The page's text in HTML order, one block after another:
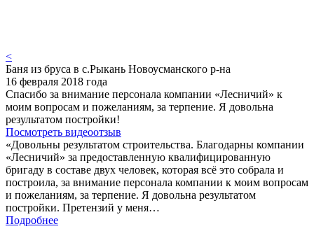
<
Баня из бруса в с.Рыкань Новоусманского р-на
16 февраля 2018 года
Спасибо за внимание персонала компании «Лесничий» к
моим вопросам и пожеланиям, за терпение. Я довольна
результатом постройки!
Посмотреть видеоотзыв
«Довольны результатом строительства. Благодарны компании
«Лесничий» за предоставленную квалифицированную
бригаду в составе двух человек, которая всё это собрала и
построила, за внимание персонала компании к моим вопросам
и пожеланиям, за терпение. Я довольна результатом
постройки. Претензий у меня…
Подробнее